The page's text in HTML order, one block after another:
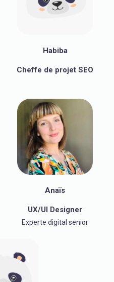
Habiba
Cheffe de projet SEO
Anaïs
UX/UI Designer
Experte digital senior